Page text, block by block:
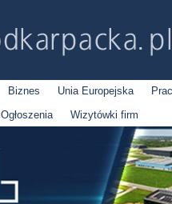
Biznes Unia Europejska
Ogłoszenia Wizytówki firm